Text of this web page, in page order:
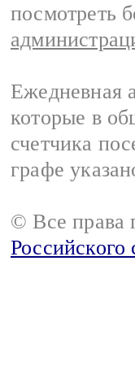
посмотреть
Ежедневная
которые в
счетчика
графе
© Все права
Российского